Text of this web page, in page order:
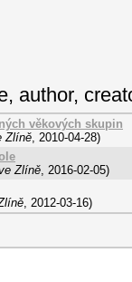
author,
věkových skupin
Zlíně, 2010-04-28)
Zlíně, 2016-02-05)
, 2012-03-16)